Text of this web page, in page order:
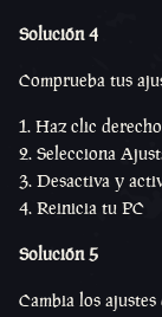
Solución 4
Comprueba tus
Haz clic
Selecciona
Desactiva y
Reinicia tu PC
Solución 5
Cambia los